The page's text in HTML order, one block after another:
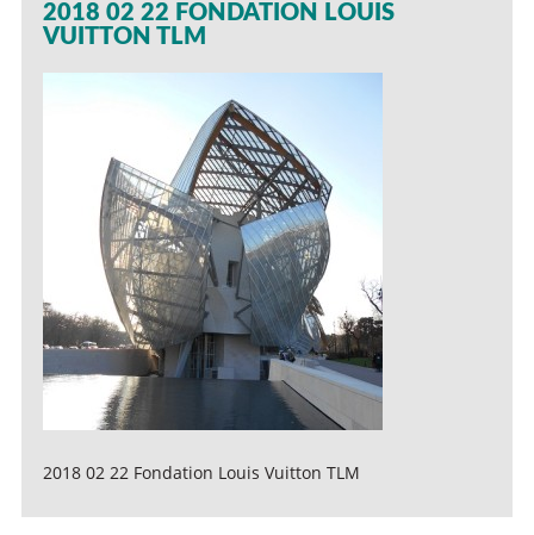
2018 02 22 FONDATION LOUIS
VUITTON TLM
2018 02 22 Fondation Louis Vuitton TLM